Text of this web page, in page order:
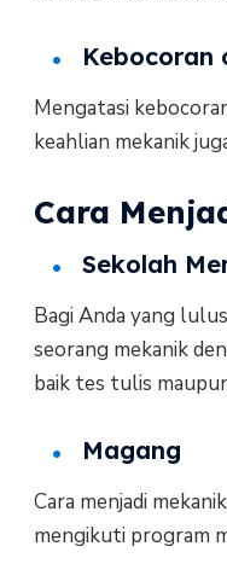
Kebocoran
Mengatasi
keahlian mekanik
Cara
Sekolah
Bagi Anda yang
seorang mekanik
baik tes tulis
Magang
Cara menjadi
mengikuti program